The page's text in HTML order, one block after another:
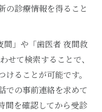
の診療情報を得ること
間」や「歯医者 夜間救
せて検索することで、
ることが可能です。
での事前連絡を求めて
間を確認してから受診